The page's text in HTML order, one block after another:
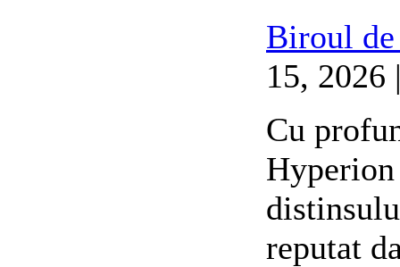
Biroul
15, 2026
Cu
reputat